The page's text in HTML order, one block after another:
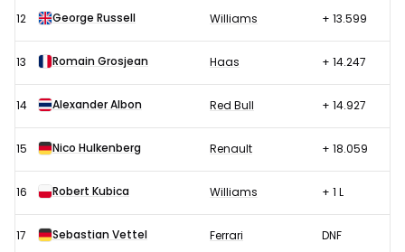
12 George Russell Williams + 13.599
13 Romain Grosjean Haas + 14.247
14 Alexander Albon Red Bull + 14.927
15 Nico Hulkenberg Renault + 18.059
16 Robert Kubica Williams + 1 L
17 Sebastian Vettel Ferrari DNF